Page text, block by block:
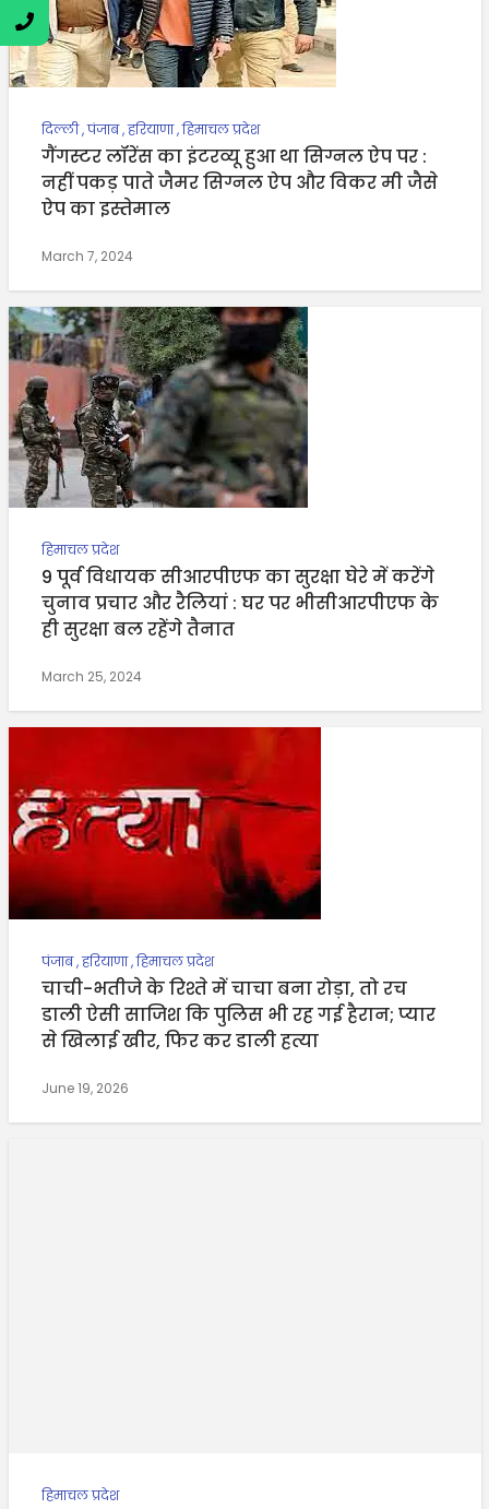
दिल्ली,पंजाब,हरियाणा,हिमाचल प्रदेश
गैंगस्टर लॉरेंस ​​​​​​​का इंटरव्यू हुआ था सिग्नल ऐप पर :
नहीं पकड़ पाते जैमर सिग्नल ऐप और विकर मी जैसे
ऐप का इस्तेमाल
March 7, 2024
हिमाचल प्रदेश
9 पूर्व विधायक सीआरपीएफ का सुरक्षा घेरे में करेंगे
चुनाव प्रचार और रैलियां : घर पर भीसीआरपीएफ के
ही सुरक्षा बल रहेंगे तैनात
March 25, 2024
पंजाब,हरियाणा,हिमाचल प्रदेश
चाची-भतीजे के रिश्ते में चाचा बना रोड़ा, तो रच
डाली ऐसी साजिश कि पुलिस भी रह गई हैरान; प्यार
से खिलाई खीर, फिर कर डाली हत्या
June 19, 2026
हिमाचल प्रदेश